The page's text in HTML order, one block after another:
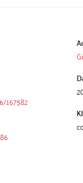
167582